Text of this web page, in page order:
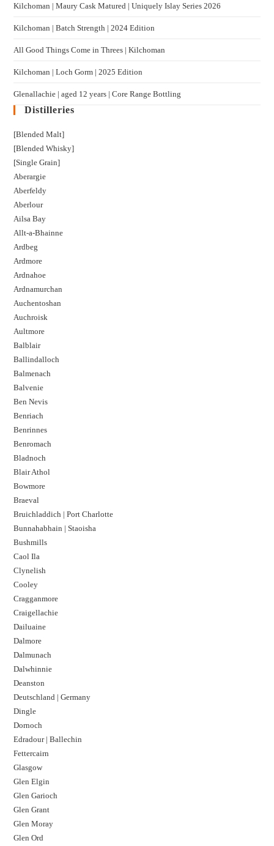
Kilchoman | Maury Cask Matured | Uniquely Islay Series 2026
Kilchoman | Batch Strength | 2024 Edition
All Good Things Come in Threes | Kilchoman
Kilchoman | Loch Gorm​ | 2025 Edition
Glenallachie | aged 12 years | Core Range Bottling
Distilleries
[Blended Malt]
[Blended Whisky]
[Single Grain]
Aberargie
Aberfeldy
Aberlour
Ailsa Bay
Allt-a-Bhainne
Ardbeg
Ardmore
Ardnahoe
Ardnamurchan
Auchentoshan
Auchroisk
Aultmore
Balblair
Ballindalloch
Balmenach
Balvenie
Ben Nevis
Benriach
Benrinnes
Benromach
Bladnoch
Blair Athol
Bowmore
Braeval
Bruichladdich | Port Charlotte
Bunnahabhain | Staoisha
Bushmills
Caol Ila
Clynelish
Cooley
Cragganmore
Craigellachie
Dailuaine
Dalmore​
Dalmunach
Dalwhinnie
Deanston
Deutschland | Germany
Dingle
Dornoch
Edradour | Ballechin
Fettercairn
Glasgow
Glen Elgin
Glen Garioch
Glen Grant
Glen Moray
Glen Ord